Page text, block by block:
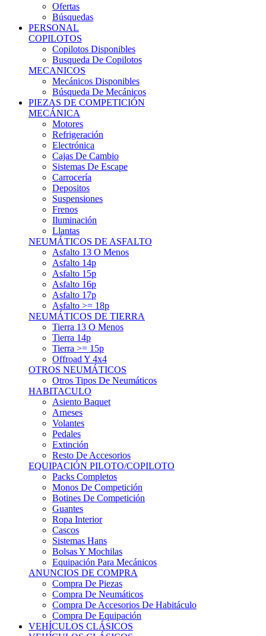
Ofertas
Búsquedas
PERSONAL
COPILOTOS
Copilotos Disponibles
Busqueda De Copilotos
MECANICOS
Mecánicos Disponibles
Búsqueda De Mecánicos
PIEZAS DE COMPETICIÓN
MECÁNICA
Motores
Refrigeración
Electrónica
Cajas De Cambio
Sistemas De Escape
Carrocería
Depositos
Suspensiones
Frenos
Iluminación
Llantas
NEUMÁTICOS DE ASFALTO
Asfalto 13 O Menos
Asfalto 14p
Asfalto 15p
Asfalto 16p
Asfalto 17p
Asfalto >= 18p
NEUMÁTICOS DE TIERRA
Tierra 13 O Menos
Tierra 14p
Tierra >= 15p
Offroad Y 4x4
OTROS NEUMÁTICOS
Otros Tipos De Neumáticos
HABITACULO
Asiento Baquet
Arneses
Volantes
Pedales
Extinción
Resto De Accesorios
EQUIPACIÓN PILOTO/COPILOTO
Packs Completos
Monos De Competición
Botines De Competición
Guantes
Ropa Interior
Cascos
Sistemas Hans
Bolsas Y Mochilas
Equipación Para Mecánicos
ANUNCIOS DE COMPRA
Compra De Piezas
Compra De Neumáticos
Compra De Accesorios De Habitáculo
Compra De Equipación
VEHÍCULOS CLÁSICOS